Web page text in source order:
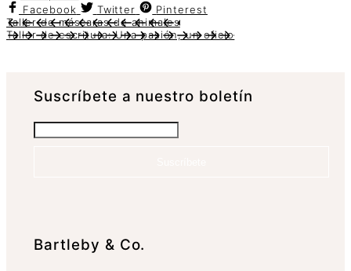
Facebook
Twitter
Pinterest
Taller de máscaras de animales
Taller de escritura: Una pasión, un oficio
Suscrí­bete a nuestro boletín
Bartleby & Co.